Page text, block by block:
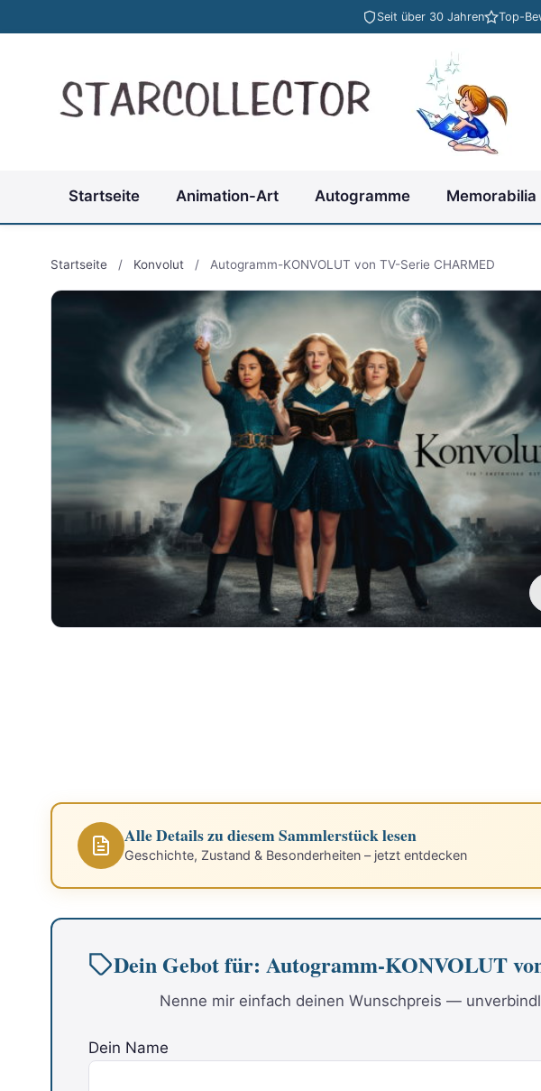
Seit über 30 Jahren Top-
Startseite Animation-Art Autogramme Memorabilia
Startseite / Konvolut / Autogramm-KONVOLUT von TV-Serie CHARMED
Alle Details zu diesem Sammlerstück lesen
Geschichte, Zustand & Besonderheiten – jetzt entdecken
Dein Gebot für: Autogramm-KONVOLUT
Nenne mir einfach deinen Wunschpreis —
Dein Name